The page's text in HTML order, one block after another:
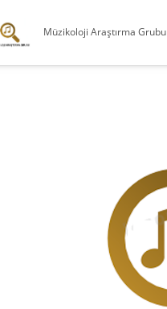
Müzikoloji Araştırma Grubu